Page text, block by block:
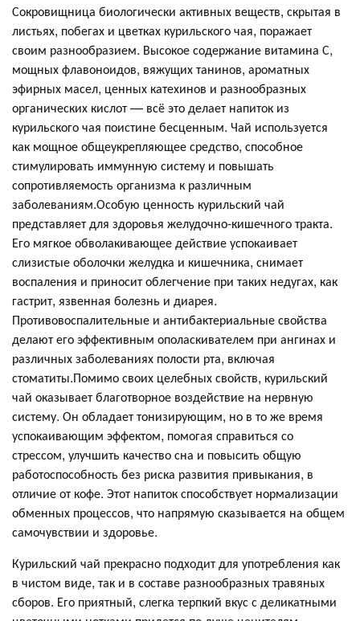
Сокровищница биологически активных веществ, скрытая в
листьях, побегах и цветках курильского чая, поражает
своим разнообразием. Высокое содержание витамина С,
мощных флавоноидов, вяжущих танинов, ароматных
эфирных масел, ценных катехинов и разнообразных
органических кислот — всё это делает напиток из
курильского чая поистине бесценным. Чай используется
как мощное общеукрепляющее средство, способное
стимулировать иммунную систему и повышать
сопротивляемость организма к различным
заболеваниям.Особую ценность курильский чай
представляет для здоровья желудочно-кишечного тракта.
Его мягкое обволакивающее действие успокаивает
слизистые оболочки желудка и кишечника, снимает
воспаления и приносит облегчение при таких недугах, как
гастрит, язвенная болезнь и диарея.
Противовоспалительные и антибактериальные свойства
делают его эффективным ополаскивателем при ангинах и
различных заболеваниях полости рта, включая
стоматиты.Помимо своих целебных свойств, курильский
чай оказывает благотворное воздействие на нервную
систему. Он обладает тонизирующим, но в то же время
успокаивающим эффектом, помогая справиться со
стрессом, улучшить качество сна и повысить общую
работоспособность без риска развития привыкания, в
отличие от кофе. Этот напиток способствует нормализации
обменных процессов, что напрямую сказывается на общем
самочувствии и здоровье.
Курильский чай прекрасно подходит для употребления как
в чистом виде, так и в составе разнообразных травяных
сборов. Его приятный, слегка терпкий вкус с деликатными